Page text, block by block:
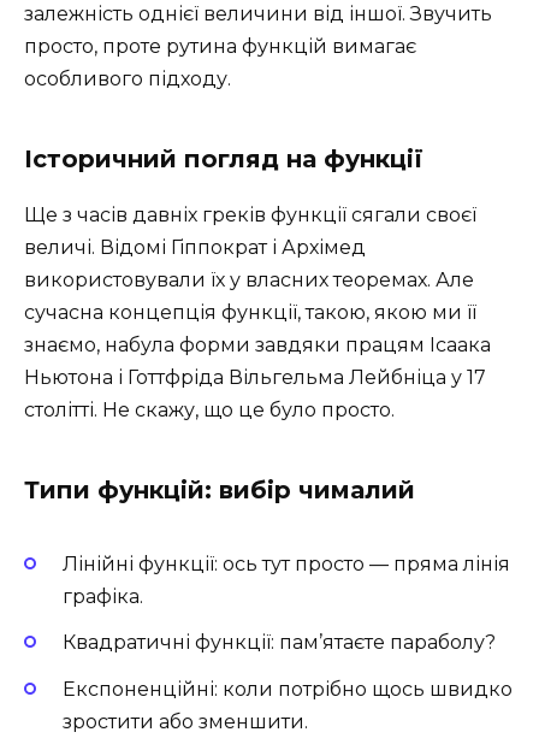
залежність однієї величини від іншої. Звучить
просто, проте рутина функцій вимагає
особливого підходу.
Історичний погляд на функції
Ще з часів давніх греків функції сягали своєї
величі. Відомі Гіппократ і Архімед
використовували їх у власних теоремах. Але
сучасна концепція функції, такою, якою ми її
знаємо, набула форми завдяки працям Ісаака
Ньютона і Готтфріда Вільгельма Лейбніца у 17
столітті. Не скажу, що це було просто.
Типи функцій: вибір чималий
Лінійні функції: ось тут просто — пряма лінія
графіка.
Квадратичні функції: пам’ятаєте параболу?
Експоненційні: коли потрібно щось швидко
зростити або зменшити.